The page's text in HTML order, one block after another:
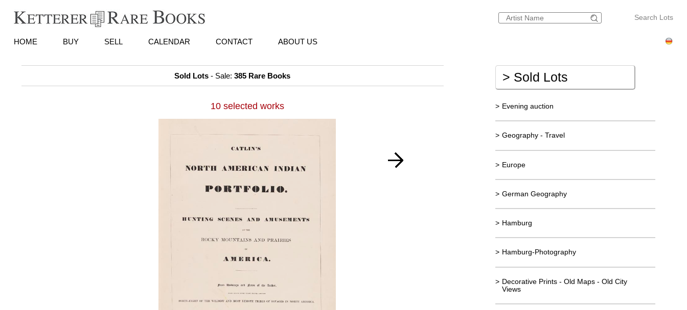
Search Lots
HOME BUY SELL CALENDAR CONTACT ABOUT US
Sold Lots - Sale:385 Rare Books
10 selected works
> Sold Lots
> Evening auction
> Geography - Travel
> Europe
> German Geography
> Hamburg
> Hamburg-Photography
> Decorative Prints - Old Maps - Old City
Views